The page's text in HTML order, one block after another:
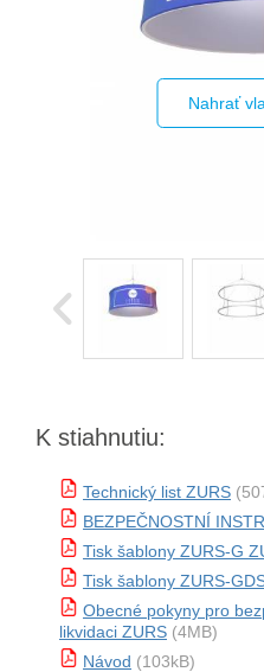
Nahrať
K stiahnutiu:
Technický list ZURS
BEZPEČNOSTNÍ
Tisk šablony ZURS-G
Tisk šablony ZURS-
Obecné pokyny pro
likvidaci ZURS (4MB)
Návod (103kB)